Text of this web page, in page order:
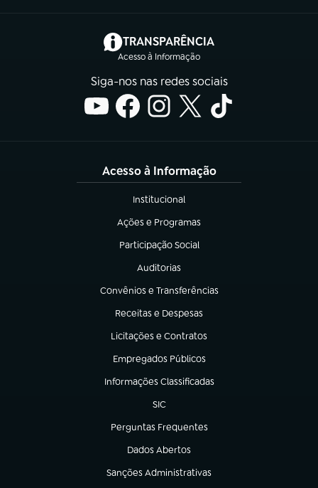
TRANSPARÊNCIA
Acesso à Informação
(abre em nova aba)
Siga-nos nas redes sociais
Acesso à Informação
Institucional
(abre em nova aba)
Ações e Programas
(abre em nova aba)
Participação Social
(abre em nova aba)
Auditorias
(abre em nova aba)
Convênios e Transferências
(abre em nova aba)
Receitas e Despesas
(abre em nova aba)
Licitações e Contratos
(abre em nova aba)
Empregados Públicos
(abre em nova aba)
Informações Classificadas
(abre em nova aba)
SIC
(abre em nova aba)
Perguntas Frequentes
(abre em nova aba)
Dados Abertos
(abre em nova aba)
Sanções Administrativas
(abre em nova aba)